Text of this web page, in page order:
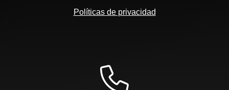
Políticas de privacidad